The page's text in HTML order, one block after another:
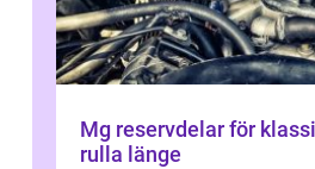
Mg reservdelar för
rulla länge